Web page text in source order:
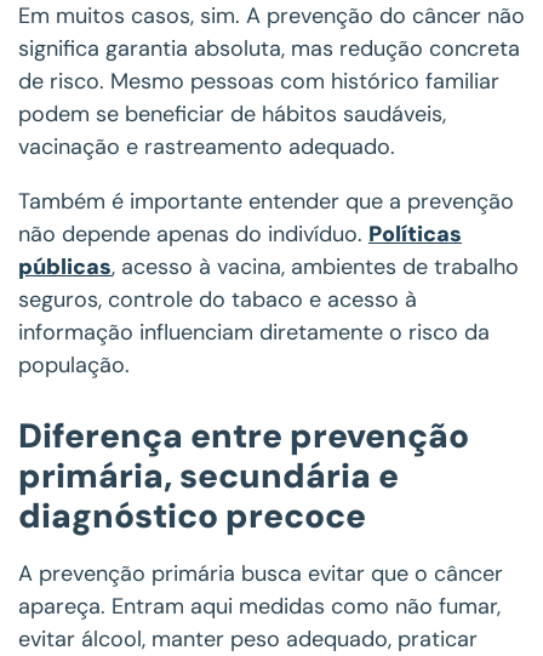
Em muitos casos, sim. A prevenção do câncer não
significa garantia absoluta, mas redução concreta
de risco. Mesmo pessoas com histórico familiar
podem se beneficiar de hábitos saudáveis,
vacinação e rastreamento adequado.
Também é importante entender que a prevenção
não depende apenas do indivíduo. Políticas
públicas, acesso à vacina, ambientes de trabalho
seguros, controle do tabaco e acesso à
informação influenciam diretamente o risco da
população.
Diferença entre prevenção
primária, secundária e
diagnóstico precoce
A prevenção primária busca evitar que o câncer
apareça. Entram aqui medidas como não fumar,
evitar álcool, manter peso adequado, praticar